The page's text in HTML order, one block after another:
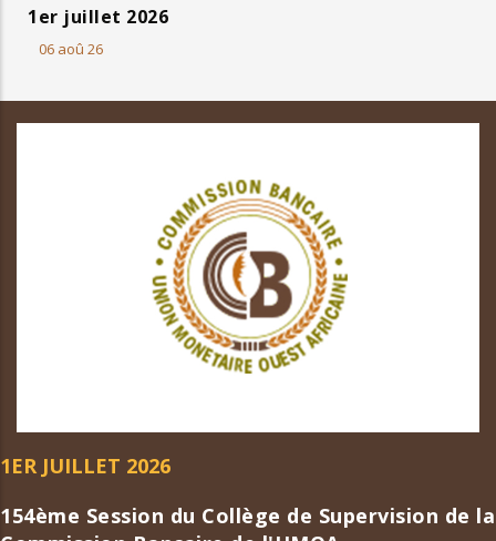
1er juillet 2026
06 aoû 26
1ER JUILLET 2026
154ème Session du Collège de Supervision de la